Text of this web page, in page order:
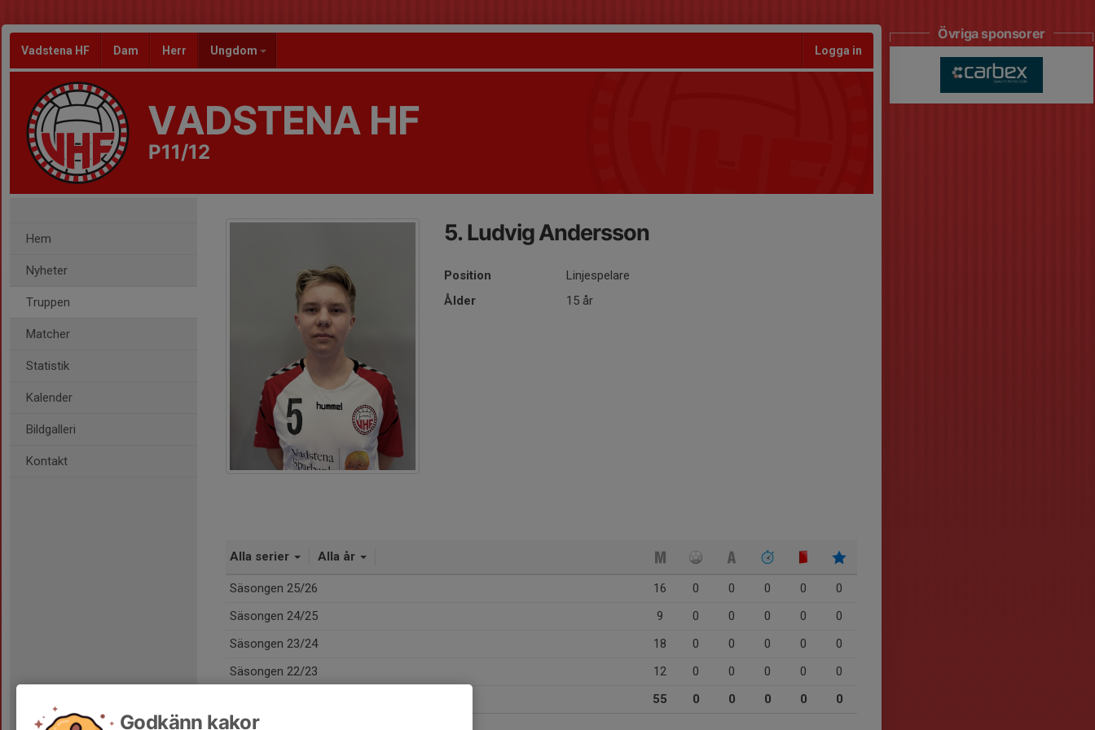
Vadstena HF Dam Herr Ungdom Logga in
VADSTENA HF
P11/12
Hem
Nyheter
Truppen
Matcher
Statistik
Kalender
Bildgalleri
Kontakt
5. Ludvig Andersson
Position
Linjespelare
Ålder
15 år
Alla serier Alla år
Säsongen 25/26 16 0 0 0 0
0
Säsongen 24/25
9 0 0 0 0
0
Säsongen 23/24
18 0 0 0 0
0
Säsongen 22/23
12 0 0 0 0
0
55 0 0 0 0 0
Övriga sponsorer
Godkänn kakor